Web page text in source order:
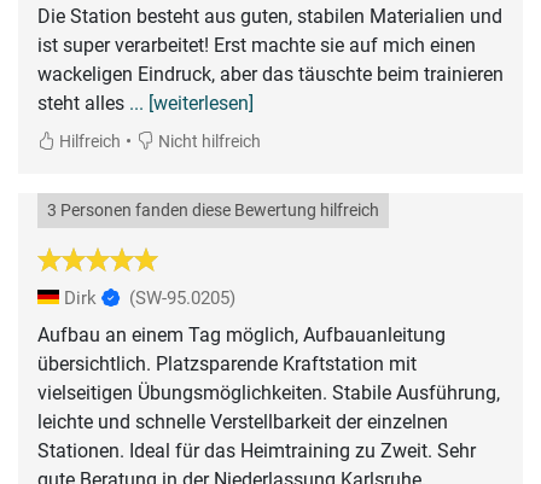
Die Station besteht aus guten, stabilen Materialien und
ist super verarbeitet! Erst machte sie auf mich einen
wackeligen Eindruck, aber das täuschte beim trainieren
steht alles ... [weiterlesen]
Hilfreich • Nicht hilfreich
3 Personen fanden diese Bewertung hilfreich
Dirk (SW-95.0205)
Aufbau an einem Tag möglich, Aufbauanleitung
übersichtlich. Platzsparende Kraftstation mit
vielseitigen Übungsmöglichkeiten. Stabile Ausführung,
leichte und schnelle Verstellbarkeit der einzelnen
Stationen. Ideal für das Heimtraining zu Zweit. Sehr